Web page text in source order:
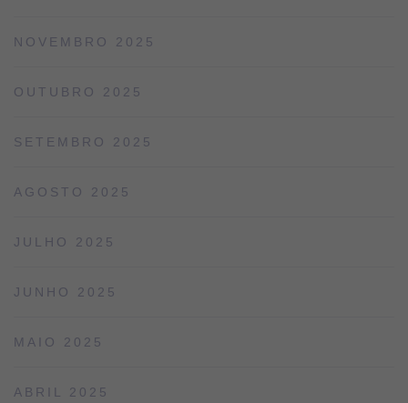
NOVEMBRO 2025
OUTUBRO 2025
SETEMBRO 2025
AGOSTO 2025
JULHO 2025
JUNHO 2025
MAIO 2025
ABRIL 2025